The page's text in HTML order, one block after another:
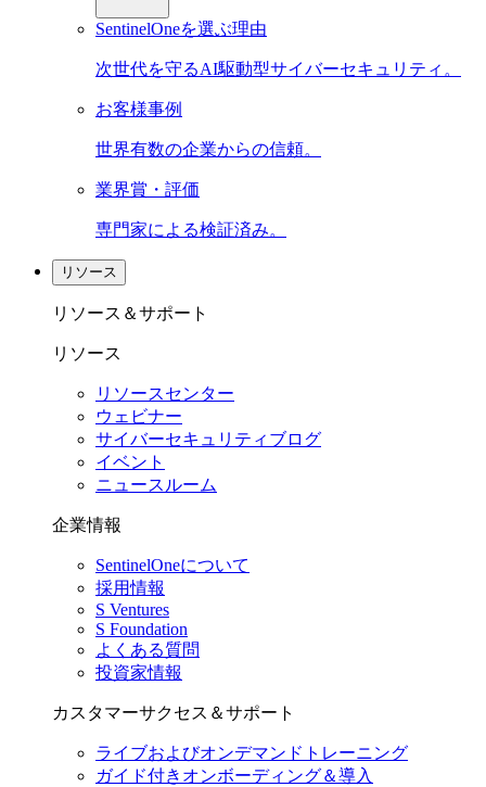
SentinelOneを選ぶ理由
次世代を守るAI駆動型サイバーセキュリティ。
お客様事例
世界有数の企業からの信頼。
業界賞・評価
専門家による検証済み。
リソース
リソース＆サポート
リソース
リソースセンター
ウェビナー
サイバーセキュリティブログ
イベント
ニュースルーム
企業情報
SentinelOneについて
採用情報
S Ventures
S Foundation
よくある質問
投資家情報
カスタマーサクセス＆サポート
ライブおよびオンデマンドトレーニング
ガイド付きオンボーディング＆導入